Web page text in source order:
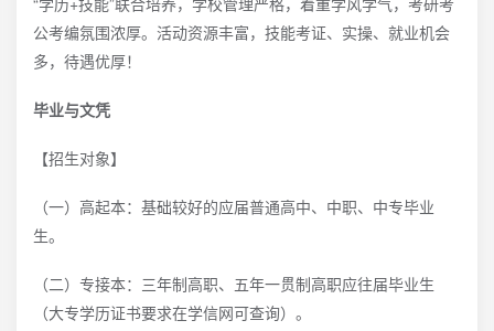
公考编氛围浓厚。活动资源丰富，技能考证、实操、就业机会
多，待遇优厚！
毕业与文凭
【招生对象】
（一）高起本：基础较好的应届普通高中、中职、中专毕业
生。
（二）专接本：三年制高职、五年一贯制高职应往届毕业生
（大专学历证书要求在学信网可查询）。